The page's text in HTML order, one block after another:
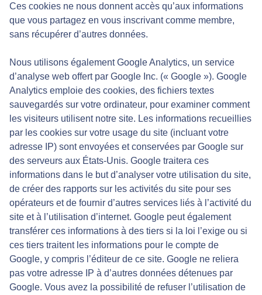
Ces cookies ne nous donnent accès qu’aux informations
que vous partagez en vous inscrivant comme membre,
sans récupérer d’autres données.
Nous utilisons également Google Analytics, un service
d’analyse web offert par Google Inc. (« Google »). Google
Analytics emploie des cookies, des fichiers textes
sauvegardés sur votre ordinateur, pour examiner comment
les visiteurs utilisent notre site. Les informations recueillies
par les cookies sur votre usage du site (incluant votre
adresse IP) sont envoyées et conservées par Google sur
des serveurs aux États-Unis. Google traitera ces
informations dans le but d’analyser votre utilisation du site,
de créer des rapports sur les activités du site pour ses
opérateurs et de fournir d’autres services liés à l’activité du
site et à l’utilisation d’internet. Google peut également
transférer ces informations à des tiers si la loi l’exige ou si
ces tiers traitent les informations pour le compte de
Google, y compris l’éditeur de ce site. Google ne reliera
pas votre adresse IP à d’autres données détenues par
Google. Vous avez la possibilité de refuser l’utilisation de